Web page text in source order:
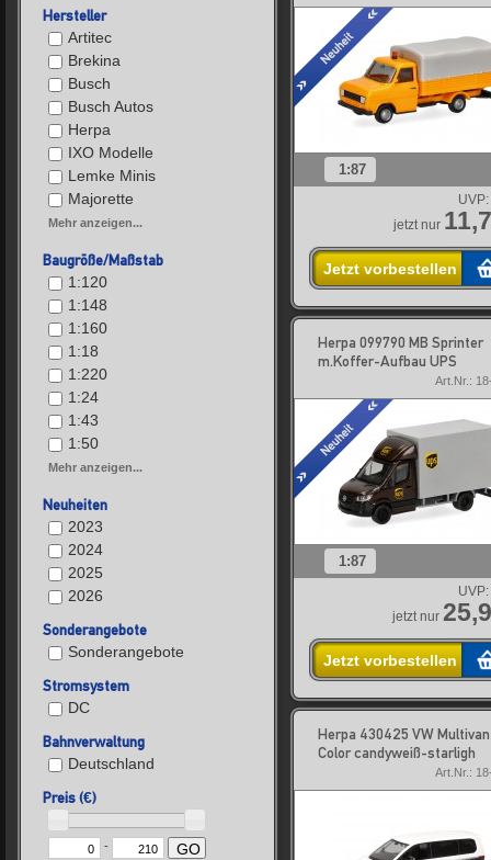
Hersteller
Artitec
Brekina
Busch
Busch Autos
Herpa
IXO Modelle
Lemke Minis
Majorette
Mehr anzeigen...
Baugröße/Maßstab
1:120
1:148
1:160
1:18
1:220
1:24
1:43
1:50
Mehr anzeigen...
Neuheiten
2023
2024
2025
2026
Sonderangebote
Sonderangebote
Stromsystem
DC
Bahnverwaltung
Deutschland
Preis (€)
- GO
1:87
UVP:
jetzt nur
Jetzt vorbestellen
Herpa 099790 MB Sprinter
m.Koffer-Aufbau UPS
Art.Nr.:
1:87
UVP:
jetzt nur
Jetzt vorbestellen
Herpa 430425 VW
Color candyweiß-starligh
Art.Nr.: